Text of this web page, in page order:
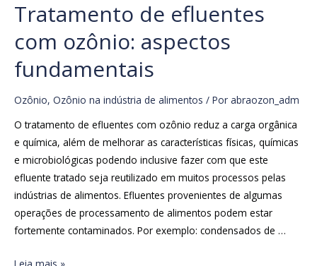
Tratamento de efluentes
com ozônio: aspectos
fundamentais
Ozônio, Ozônio na indústria de alimentos / Por abraozon_adm
O tratamento de efluentes com ozônio reduz a carga orgânica
e química, além de melhorar as características físicas, químicas
e microbiológicas podendo inclusive fazer com que este
efluente tratado seja reutilizado em muitos processos pelas
indústrias de alimentos. Efluentes provenientes de algumas
operações de processamento de alimentos podem estar
fortemente contaminados. Por exemplo: condensados ​​de …